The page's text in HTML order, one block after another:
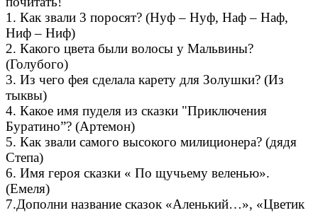
1. Как звали 3 поросят? (Нуф – Нуф, Наф – Наф,
Ниф – Ниф)
2. Какого цвета были волосы у Мальвины?
(Голубого)
3. Из чего фея сделала карету для Золушки? (Из
тыквы)
4. Какое имя пуделя из сказки "Приключения
Буратино”? (Артемон)
5. Как звали самого высокого милиционера? (дядя
Степа)
6. Имя героя сказки « По щучьему веленью».
(Емеля)
7.Дополни название сказок «Аленький…», «Цветик